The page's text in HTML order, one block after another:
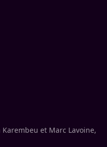
et Marc Lavoine,